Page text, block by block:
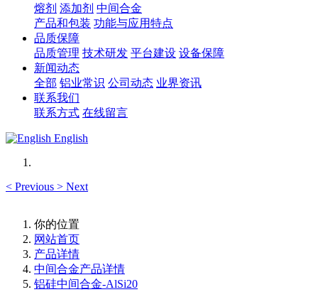
熔剂 添加剂 中间合金
产品和包装 功能与应用特点
品质保障
品质管理 技术研发 平台建设 设备保障
新闻动态
全部 铝业常识 公司动态 业界资讯
联系我们
联系方式 在线留言
English
< Previous > Next
你的位置
网站首页
产品详情
中间合金产品详情
铝硅中间合金-AlSi20